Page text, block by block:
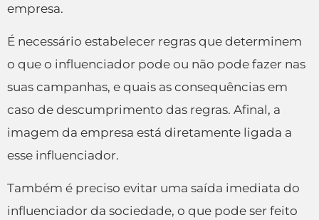
empresa.
É necessário estabelecer regras que determinem
o que o influenciador pode ou não pode fazer nas
suas campanhas, e quais as consequências em
caso de descumprimento das regras. Afinal, a
imagem da empresa está diretamente ligada a
esse influenciador.
Também é preciso evitar uma saída imediata do
influenciador da sociedade, o que pode ser feito